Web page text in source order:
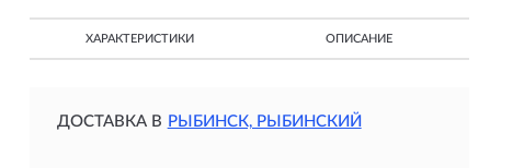
ХАРАКТЕРИСТИКИ ОПИСАНИЕ
ДОСТАВКА В РЫБИНСК, РЫБИНСКИЙ